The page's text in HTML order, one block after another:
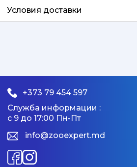
Условия доставки
+373 79 454 597
Служба информации :
с 9 до 17:00 Пн-Пт
info@zooexpert.md